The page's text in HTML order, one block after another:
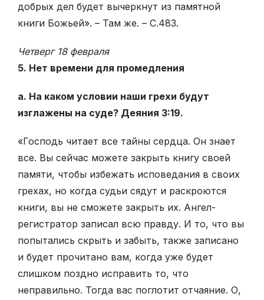
добрых дел будет вычеркнут из памятной
книги Божьей». – Там же. – С.483.
Четверг 18 февраля
5. Нет времени для промедления
а. На каком условии наши грехи будут
изглажены на суде? Деяния 3:19.
«Господь читает все тайны сердца. Он знает
все. Вы сейчас можете закрыть книгу своей
памяти, чтобы избежать исповедания в своих
грехах, но когда судьи сядут и раскроются
книги, вы не сможете закрыть их. Ангел-
регистратор записал всю правду. И то, что вы
попытались скрыть и забыть, также записано
и будет прочитано вам, когда уже будет
слишком поздно исправить то, что
неправильно. Тогда вас поглотит отчаяние. О,